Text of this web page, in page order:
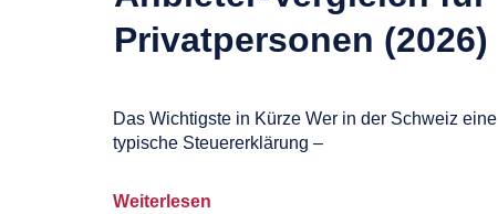
Privatpersonen (2026)
Das Wichtigste in Kürze Wer in der Schweiz eine
typische Steuererklärung –
Weiterlesen